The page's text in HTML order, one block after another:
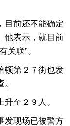
前还不能确定
他表示，就目前
关联”。
第２７街也发
至２９人。
现场已被警方